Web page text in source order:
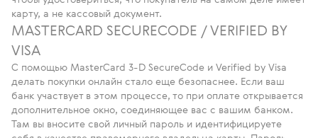
карту, а не кассовый документ.
MASTERCARD SECURECODE / VERIFIED BY
VISA
C помощью MasterCard 3-D SecureCode и Verified by Visa
делать покупки онлайн стало еще безопаснее. Если ваш
банк участвует в этом процессе, то при оплате открывается
дополнительное окно, соединяющее вас с вашим банком.
Там вы вносите свой личный пароль и идентифицируете